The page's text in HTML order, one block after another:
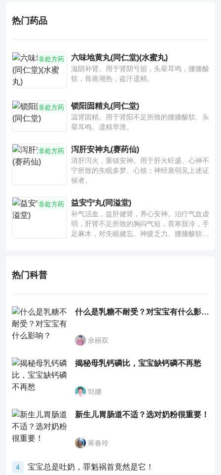
热门药品
非处方药 六味地黄丸(同仁堂)(水蜜丸)
滋阴补肾。用于肾阴亏损，头晕耳鸣，腰膝酸
软，骨蒸潮热，盗汗遗精。
非处方药 锁阳固精丸(同仁堂)
温肾固精。用于肾阳不足所致的腰膝酸软、头
晕耳鸣、遗精早泄。
非处方药 泻肝安神丸(赛药仙)
清肝泻火，重镇安神。用于肝火旺盛、心神不
宁所致的失眠多梦、心烦；神经衰弱见上述证
候者。
非处方药 益安宁丸(同溢堂)
补气活血，益肝健肾，养心安神。治疗气血虚
弱，肝肾不足所致的胸闷气短，畏寒肢冷，手
足麻木，对失眠健忘、神疲乏力、腰膝酸软也
热门科普
什么是乳糖不耐受？对宝宝有什么影响？
余丽双
揭秘母乳钙磷比，宝宝缺钙磷不再愁
邹娜
新生儿胃肠道不适？选对奶粉很重要！
蒋春玲
4 宝宝总是吐奶，罪魁祸首竟然是它！